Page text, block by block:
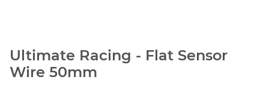
Ultimate Racing - Flat Sensor
Wire 50mm